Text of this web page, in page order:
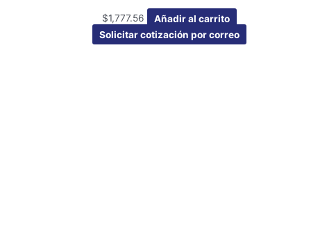
$1,777.56
Añadir al carrito
Solicitar cotización por correo